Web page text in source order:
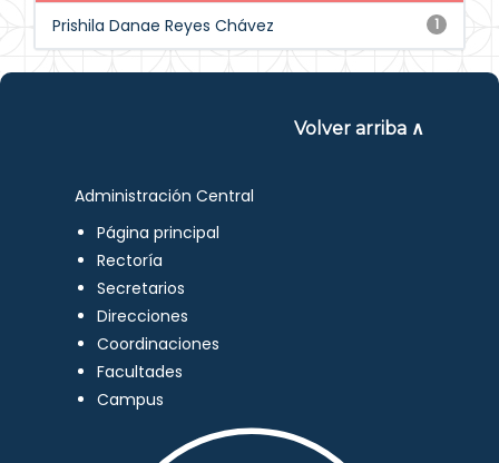
1
Prishila Danae Reyes Chávez
Volver arriba ∧
Administración Central
Página principal
Rectoría
Secretarios
Direcciones
Coordinaciones
Facultades
Campus